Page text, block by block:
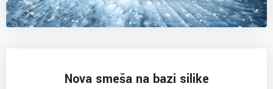
Nova smeša na bazi silike